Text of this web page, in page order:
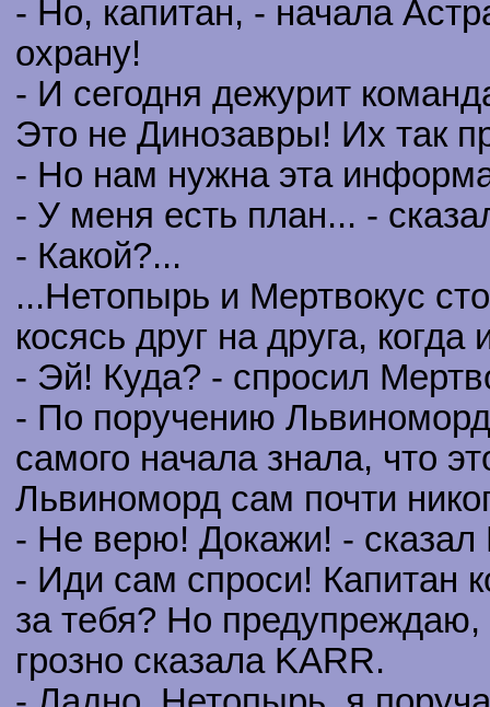
- Но, капитан, - начала
охрану!
- И сегодня дежурит
Это не Динозавры! Их так
- Но нам нужна эта
- У меня есть план... -
- Какой?...
...Нетопырь и Мертвокус
косясь друг на друга,
- Эй! Куда? - спросил
- По поручению
самого начала знала, что
Львиноморд сам почти
- Не верю! Докажи! - сказал
- Иди сам спроси! Капитан
за тебя? Но предупреждаю,
грозно сказала KARR.